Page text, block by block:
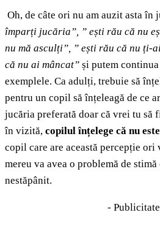
Oh, de câte ori nu am auzit asta în
împarți jucăria”, ” ești rău că nu
nu mă asculți”, ” ești rău că nu ți-
că nu ai mâncat” și putem
exemplele. Ca adulți, trebuie să
pentru un copil să înțeleagă de ce
jucăria preferată doar că vrei tu să
în vizită, copilul înțelege că nu
copil care are această percepție ori
mereu va avea o problemă de stimă
nestăpânit.
-